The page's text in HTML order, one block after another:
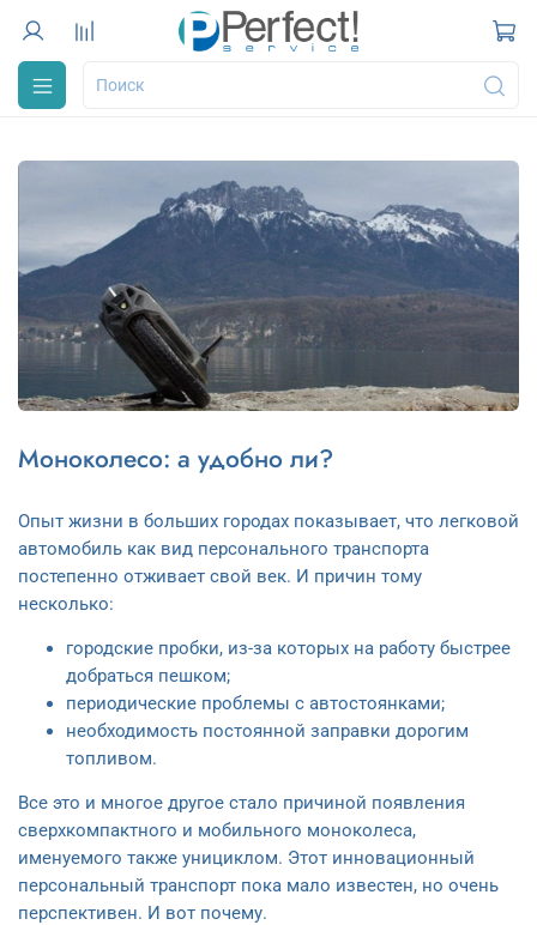
Моноколесо: а удобно ли?
Опыт жизни в больших городах показывает, что легковой
автомобиль как вид персонального транспорта
постепенно отживает свой век. И причин тому
несколько:
городские пробки, из-за которых на работу быстрее
добраться пешком;
периодические проблемы с автостоянками;
необходимость постоянной заправки дорогим
топливом.
Все это и многое другое стало причиной появления
сверхкомпактного и мобильного моноколеса,
именуемого также унициклом. Этот инновационный
персональный транспорт пока мало известен, но очень
перспективен. И вот почему.